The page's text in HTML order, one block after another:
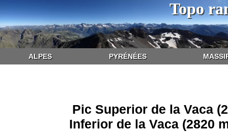
Topo
ALPES PYRÉNÉES
Pic Superior de la Vaca
Inferior de la Vaca (2820